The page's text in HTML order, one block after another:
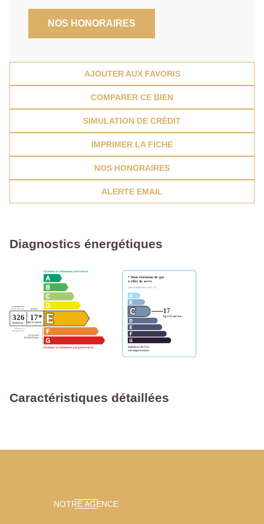
NOS HONORAIRES
AJOUTER AUX FAVORIS
COMPARER CE BIEN
SIMULATION DE CRÉDIT
IMPRIMER LA FICHE
NOS HONORAIRES
ALERTE EMAIL
Diagnostics énergétiques
Caractéristiques détaillées
NOTRE AGENCE